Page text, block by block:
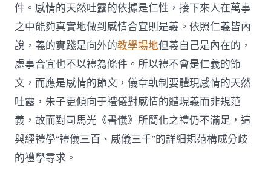
件。感情的天然吐露的依據是仁性，接下來人在萬事
之中能夠真實地做到感情合宜則是義。依照仁義皆內
說，義的實踐是向外的教學場地但義自己是內在的，
處事合宜也不以禮為條件。所以禮不會是仁義的節
文，而應是感情的節文，儀章軌制要體現感情的天然
吐露，朱子更傾向于禮儀對感情的體現義而非規范
義，故而對司馬光《書儀》所簡化之禮仍不滿足，這
與經禮學“禮儀三百、威儀三千”的詳細規范構成分歧
的禮學尋求。